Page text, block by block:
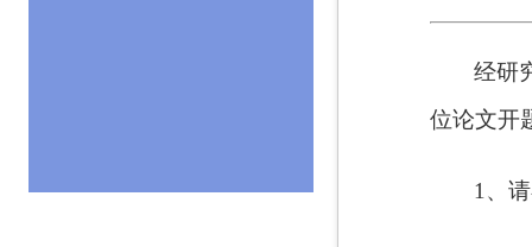
经研
位论文开
1、